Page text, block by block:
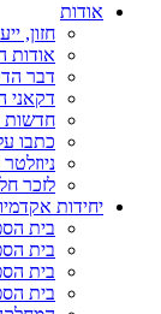
אודות
חזון,
אודות
דבר
דקאני
חדשות
כתבו
לזכר
יחידות
בית
בית
בית
בית